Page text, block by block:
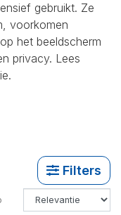
gebruikt. Ze
voorkomen
het beeldscherm
privacy. Lees
Filters